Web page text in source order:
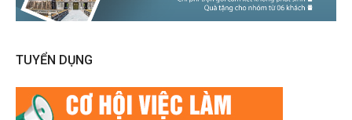
TUYỂN DỤNG